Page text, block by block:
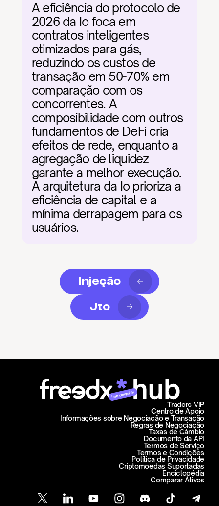
A eficiência do protocolo de
2026 da Io foca em
contratos inteligentes
otimizados para gás,
reduzindo os custos de
transação em 50-70% em
comparação com os
concorrentes. A
composibilidade com outros
fundamentos de DeFi cria
efeitos de rede, enquanto a
agregação de liquidez
garante a melhor execução.
A arquitetura da Io prioriza a
eficiência de capital e a
mínima derrapagem para os
usuários.
Injeção
Jto
Join campaign
Centro de Apoio
Informações sobre Negociação e Transação
Traders VIP
Regras de Negociação
Taxas de Câmbio
Documento da API
Termos de Serviço
Termos e Condições
Política de Privacidade
Criptomoedas Suportadas
Enciclopédia
Comparar Ativos